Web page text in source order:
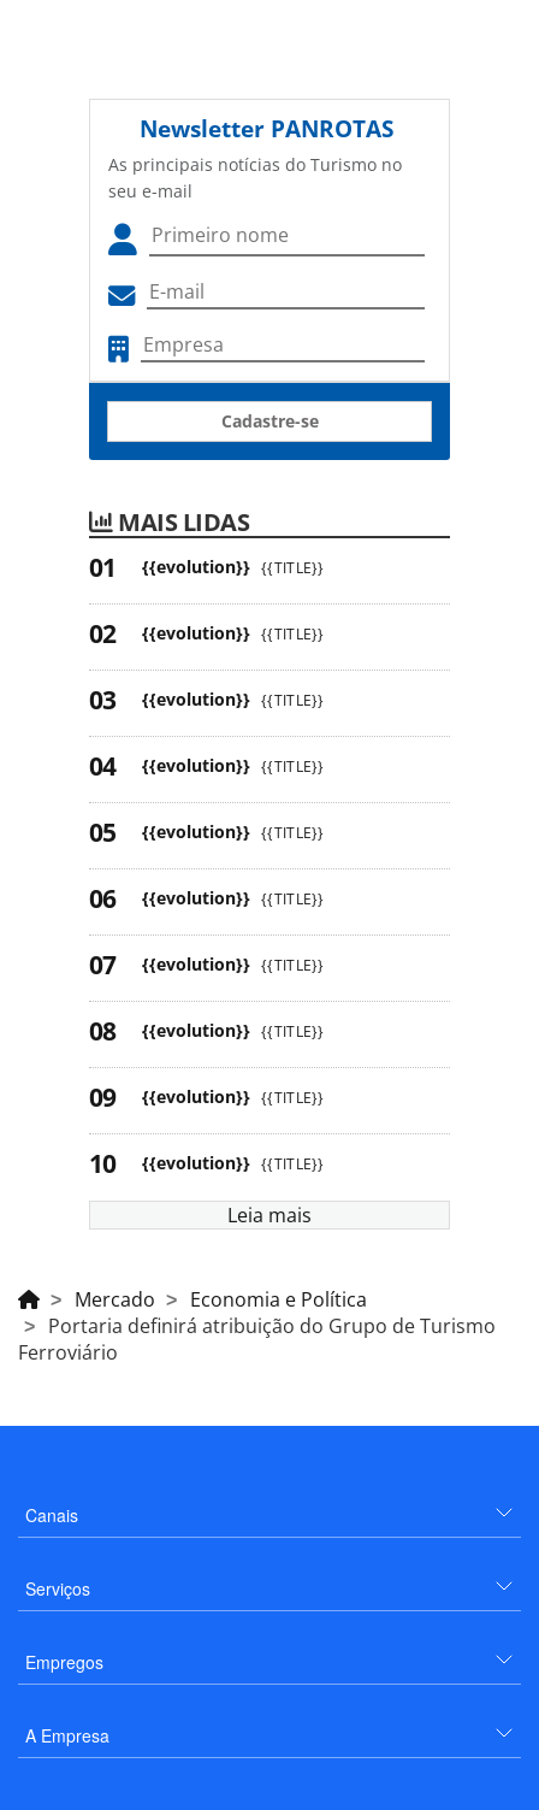
Newsletter PANROTAS
As principais notícias do Turismo no
seu e-mail
Cadastre-se
MAIS LIDAS
{{evolution}} {{TITLE}}
{{evolution}} {{TITLE}}
{{evolution}} {{TITLE}}
{{evolution}} {{TITLE}}
{{evolution}} {{TITLE}}
{{evolution}} {{TITLE}}
{{evolution}} {{TITLE}}
{{evolution}} {{TITLE}}
{{evolution}} {{TITLE}}
{{evolution}} {{TITLE}}
Leia mais
Mercado
Economia e Política
Portaria definirá atribuição do Grupo de Turismo
Ferroviário
Canais
Serviços
Empregos
A Empresa